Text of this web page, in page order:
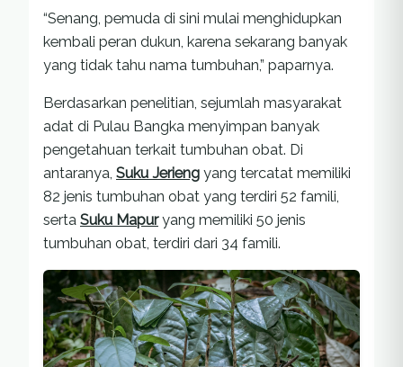
“Senang, pemuda di sini mulai menghidupkan
kembali peran dukun, karena sekarang banyak
yang tidak tahu nama tumbuhan,” paparnya.
Berdasarkan penelitian, sejumlah masyarakat
adat di Pulau Bangka menyimpan banyak
pengetahuan terkait tumbuhan obat. Di
antaranya, Suku Jerieng yang tercatat memiliki
82 jenis tumbuhan obat yang terdiri 52 famili,
serta Suku Mapuryang memiliki 50 jenis
tumbuhan obat, terdiri dari 34 famili.